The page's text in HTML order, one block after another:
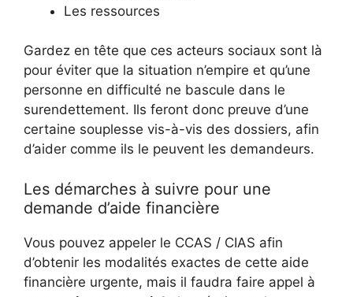
Les ressources
Gardez en tête que ces acteurs sociaux sont là
pour éviter que la situation n’empire et qu’une
personne en difficulté ne bascule dans le
surendettement. Ils feront donc preuve d’une
certaine souplesse vis-à-vis des dossiers, afin
d’aider comme ils le peuvent les demandeurs.
Les démarches à suivre pour une
demande d’aide financière
Vous pouvez appeler le CCAS / CIAS afin
d’obtenir les modalités exactes de cette aide
financière urgente, mais il faudra faire appel à